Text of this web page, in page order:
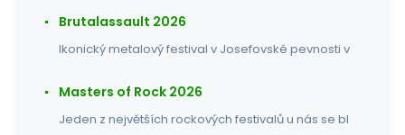
Brutalassault 2026
Ikonický metalový festival v Josefovské pevnosti v
Masters of Rock 2026
Jeden z největších rockových festivalů u nás se bl